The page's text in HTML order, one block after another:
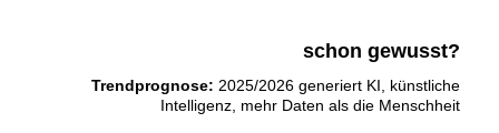
schon gewusst?
Trendprognose: 2025/2026 generiert KI, künstliche
Intelligenz, mehr Daten als die Menschheit